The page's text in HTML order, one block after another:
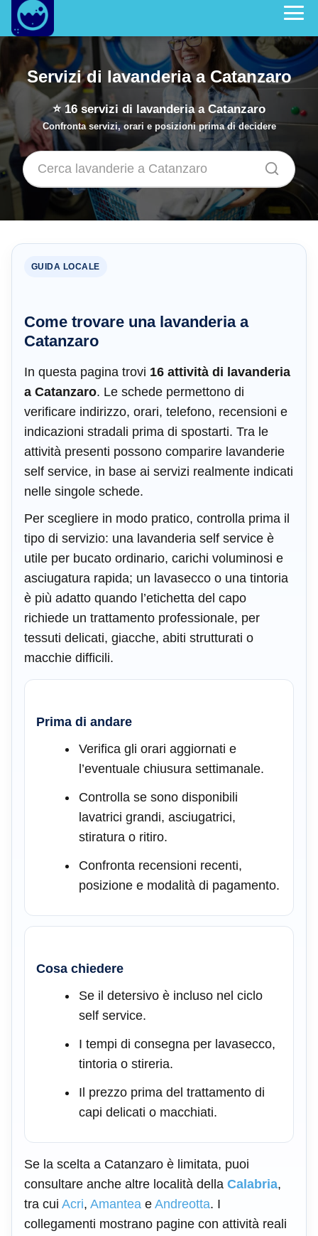
Servizi di lavanderia a Catanzaro
⭐ 16 servizi di lavanderia a Catanzaro
Confronta servizi, orari e posizioni prima di decidere
GUIDA LOCALE
Come trovare una lavanderia a
Catanzaro
In questa pagina trovi 16 attività di lavanderia
a Catanzaro. Le schede permettono di
verificare indirizzo, orari, telefono, recensioni e
indicazioni stradali prima di spostarti. Tra le
attività presenti possono comparire lavanderie
self service, in base ai servizi realmente indicati
nelle singole schede.
Per scegliere in modo pratico, controlla prima il
tipo di servizio: una lavanderia self service è
utile per bucato ordinario, carichi voluminosi e
asciugatura rapida; un lavasecco o una tintoria
è più adatto quando l’etichetta del capo
richiede un trattamento professionale, per
tessuti delicati, giacche, abiti strutturati o
macchie difficili.
Prima di andare
Verifica gli orari aggiornati e
l’eventuale chiusura settimanale.
Controlla se sono disponibili
lavatrici grandi, asciugatrici,
stiratura o ritiro.
Confronta recensioni recenti,
posizione e modalità di pagamento.
Cosa chiedere
Se il detersivo è incluso nel ciclo
self service.
I tempi di consegna per lavasecco,
tintoria o stireria.
Il prezzo prima del trattamento di
capi delicati o macchiati.
Se la scelta a Catanzaro è limitata, puoi
consultare anche altre località della Calabria,
tra cui Acri, Amantea e Andreotta. I
collegamenti mostrano pagine con attività reali